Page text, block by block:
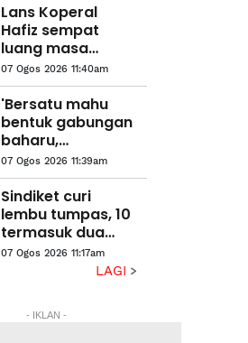
hari ini - Peguam
Lans Koperal
Hafiz sempat
luang masa
bersama isteri,
anak sebelum
'pergi' selamanya
07 Ogos 2026 11:40am
'Bersatu mahu
bentuk gabungan
baharu,
automatik
terkeluar
daripada PN'-
Abdul Hadi
07 Ogos 2026 11:39am
Sindiket curi
lembu tumpas, 10
termasuk dua
wanita ada rekod
dadah, jenayah
07 Ogos 2026 11:17am
LAGI
- IKLAN -